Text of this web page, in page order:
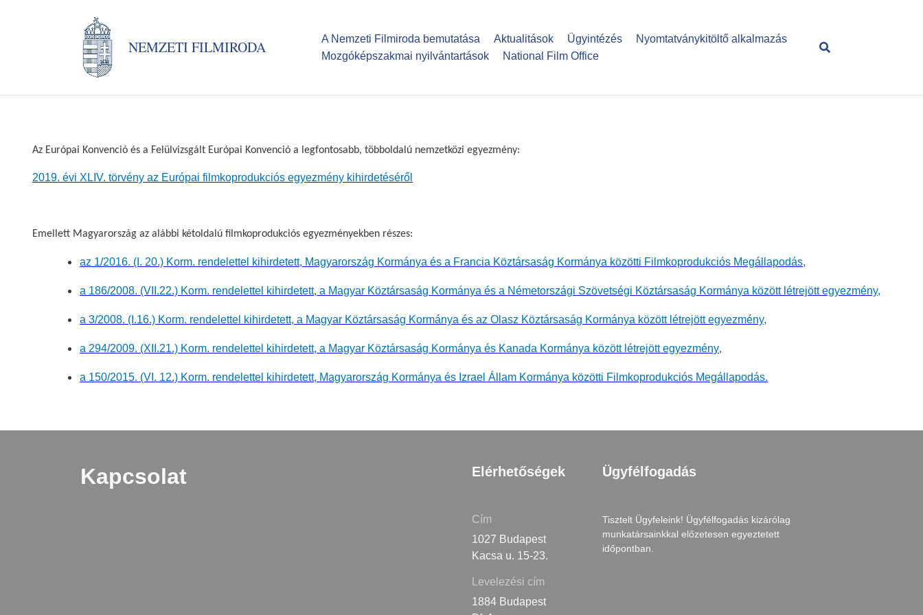
tartalomra
NEMZETI FILMIRODA A Nemzeti Filmiroda bemutatása Aktualitások Ügyintézés
Nyomtatványkitöltő alkalmazás
Mozgóképszakmai nyilvántartások
National Film Office
Az Európai Konvenció és a Felülvizsgált Európai Konvenció a legfontosabb, többoldalú nemzetközi egyezmény:
2019. évi XLIV. törvény az Európai filmkoprodukciós egyezmény kihirdetéséről
Emellett Magyarország az alábbi kétoldalú filmkoprodukciós egyezményekben részes:
az 1/2016. (I. 20.) Korm. rendelettel kihirdetett, Magyarország Kormánya és a Francia Köztársaság Kormánya közötti Filmkoprodukciós Megállapodás,
a 186/2008. (VII.22.) Korm. rendelettel kihirdetett, a Magyar Köztársaság Kormánya és a Németországi Szövetségi Köztársaság Kormánya között létrejött egyezmény,
a 3/2008. (I.16.) Korm. rendelettel kihirdetett, a Magyar Köztársaság Kormánya és az Olasz Köztársaság Kormánya között létrejött egyezmény,
a 294/2009. (XII.21.) Korm. rendelettel kihirdetett, a Magyar Köztársaság Kormánya és Kanada Kormánya között létrejött egyezmény,
a 150/2015. (VI. 12.) Korm. rendelettel kihirdetett, Magyarország Kormánya és Izrael Állam Kormánya közötti Filmkoprodukciós Megállapodás.
Kapcsolat Elérhetőségek
Cím
1027 Budapest
Kacsa u. 15-23.
Levelezési cím
1884 Budapest
Ügyfélfogadás
Tisztelt Ügyfeleink! Ügyfélfogadás kizárólag
munkatársainkkal előzetesen egyeztetett
időpontban.